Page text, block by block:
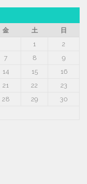
金 土
日
1
2
7 8
9
14 15
16
21 22
23
28 29
30